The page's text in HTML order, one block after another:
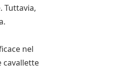
Tuttavia,
nel
cavallette